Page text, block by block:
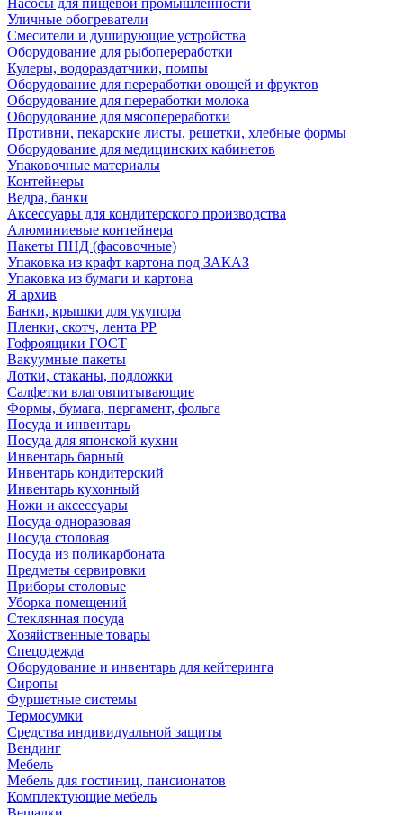
Насосы для пищевой промышленности
Уличные обогреватели
Смесители и душирующие устройства
Оборудование для рыбопереработки
Кулеры, водораздатчики, помпы
Оборудование для переработки овощей и фруктов
Оборудование для переработки молока
Оборудование для мясопереработки
Противни, пекарские листы, решетки, хлебные формы
Оборудование для медицинских кабинетов
Упаковочные материалы
Контейнеры
Ведра, банки
Аксессуары для кондитерского производства
Алюминиевые контейнера
Пакеты ПНД (фасовочные)
Упаковка из крафт картона под ЗАКАЗ
Упаковка из бумаги и картона
Я архив
Банки, крышки для укупора
Пленки, скотч, лента РР
Гофроящики ГОСТ
Вакуумные пакеты
Лотки, стаканы, подложки
Салфетки влаговпитывающие
Формы, бумага, пергамент, фольга
Посуда и инвентарь
Посуда для японской кухни
Инвентарь барный
Инвентарь кондитерский
Инвентарь кухонный
Ножи и аксессуары
Посуда одноразовая
Посуда столовая
Посуда из поликарбоната
Предметы сервировки
Приборы столовые
Уборка помещений
Стеклянная посуда
Хозяйственные товары
Спецодежда
Оборудование и инвентарь для кейтеринга
Сиропы
Фуршетные системы
Термосумки
Средства индивидуальной защиты
Вендинг
Мебель
Мебель для гостиниц, пансионатов
Комплектующие мебель